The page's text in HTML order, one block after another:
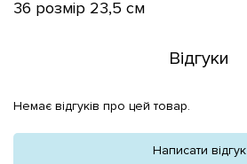
36 розмір 23,5 см
Відгуки
Немає відгуків про цей товар.
Написати відгук